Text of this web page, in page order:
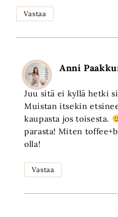
Vastaa
Anni
Juu sitä ei kyllä hetki
Muistan itsekin
kaupasta jos toisesta.
parasta! Miten
olla!
Vastaa